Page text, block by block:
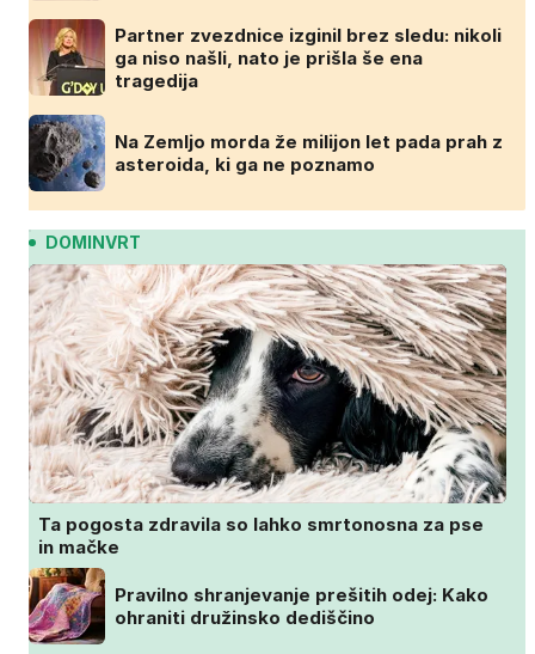
Partner zvezdnice izginil brez sledu: nikoli
ga niso našli, nato je prišla še ena
tragedija
Na Zemljo morda že milijon let pada prah z
asteroida, ki ga ne poznamo
DOMINVRT
Ta pogosta zdravila so lahko smrtonosna za pse
in mačke
Pravilno shranjevanje prešitih odej: Kako
ohraniti družinsko dediščino